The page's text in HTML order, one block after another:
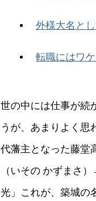
外様大名と
転職にはワ
世の中には仕事が続
うが、あまりよく思
代藩主となった藤堂
（いその かずま
光」これが、築城の